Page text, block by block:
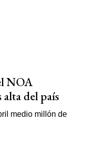
NOA
del país